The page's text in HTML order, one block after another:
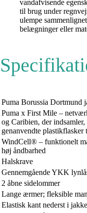
vandafvisende
til brug under
ulempe
belægninger eller
Puma Borussia Dortmund
Puma x First Mile –
og Caribien, der
genanvendte plastikflasker
WindCell® – funktionelt
høj åndbarhed
Halskrave
Gennemgående YKK
2 åbne sidelommer
Lange ærmer; fleksible
Elastisk kant nederst i